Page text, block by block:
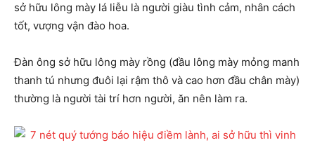
sở hữu lông mày lá liễu là người giàu tình cảm, nhân cách
tốt, vượng vận đào hoa.
Đàn ông sở hữu lông mày rồng (đầu lông mày mỏng manh
thanh tú nhưng đuôi lại rậm thô và cao hơn đầu chân mày)
thường là người tài trí hơn người, ăn nên làm ra.